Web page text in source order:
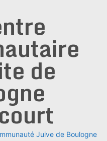
de
Juive de Boulogne